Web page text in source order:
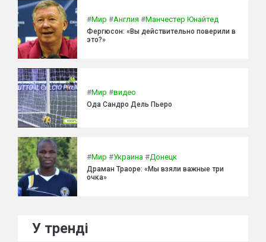
#Мир #Англия #Манчестер Юнайтед
Фергюсон: «Вы действительно поверили в
это?»
#Мир #видео
Ода Сандро Дель Пьеро
#Мир #Украина #Донецк
Драман Траоре: «Мы взяли важные три
очка»
У тренді